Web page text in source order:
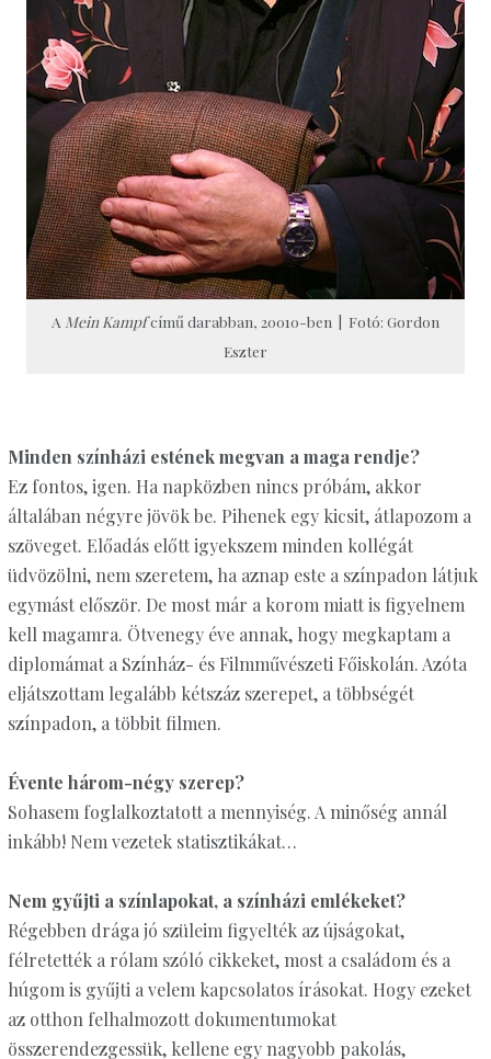
A Mein Kampfcímű darabban, 20010-ben | Fotó: Gordon
Eszter
Minden színházi estének megvan a maga rendje?
Ez fontos, igen. Ha napközben nincs próbám, akkor
általában négyre jövök be. Pihenek egy kicsit, átlapozom a
szöveget. Előadás előtt igyekszem minden kollégát
üdvözölni, nem szeretem, ha aznap este a színpadon látjuk
egymást először. De most már a korom miatt is figyelnem
kell magamra. Ötvenegy éve annak, hogy megkaptam a
diplomámat a Színház- és Filmművészeti Főiskolán. Azóta
eljátszottam legalább kétszáz szerepet, a többségét
színpadon, a többit filmen.
Évente három-négy szerep?
Sohasem foglalkoztatott a mennyiség. A minőség annál
inkább! Nem vezetek statisztikákat…
Nem gyűjti a színlapokat, a színházi emlékeket?
Régebben drága jó szüleim figyelték az újságokat,
félretették a rólam szóló cikkeket, most a családom és a
húgom is gyűjti a velem kapcsolatos írásokat. Hogy ezeket
az otthon felhalmozott dokumentumokat
összerendezgessük, kellene egy nagyobb pakolás,